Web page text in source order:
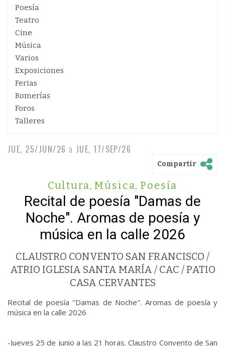
Poesía
Teatro
Cine
Música
Varios
Exposiciones
Ferias
Romerías
Foros
Talleres
JUE, 25/JUN/26 a JUE, 17/SEP/26
Compartir
Cultura, Música, Poesía
Recital de poesía "Damas de
Noche". Aromas de poesía y
música en la calle 2026
CLAUSTRO CONVENTO SAN FRANCISCO /
ATRIO IGLESIA SANTA MARÍA / CAC / PATIO
CASA CERVANTES
Recital de poesía "Damas de Noche". Aromas de poesía y
música en la calle 2026
-Jueves 25 de junio a las 21 horas. Claustro Convento de San